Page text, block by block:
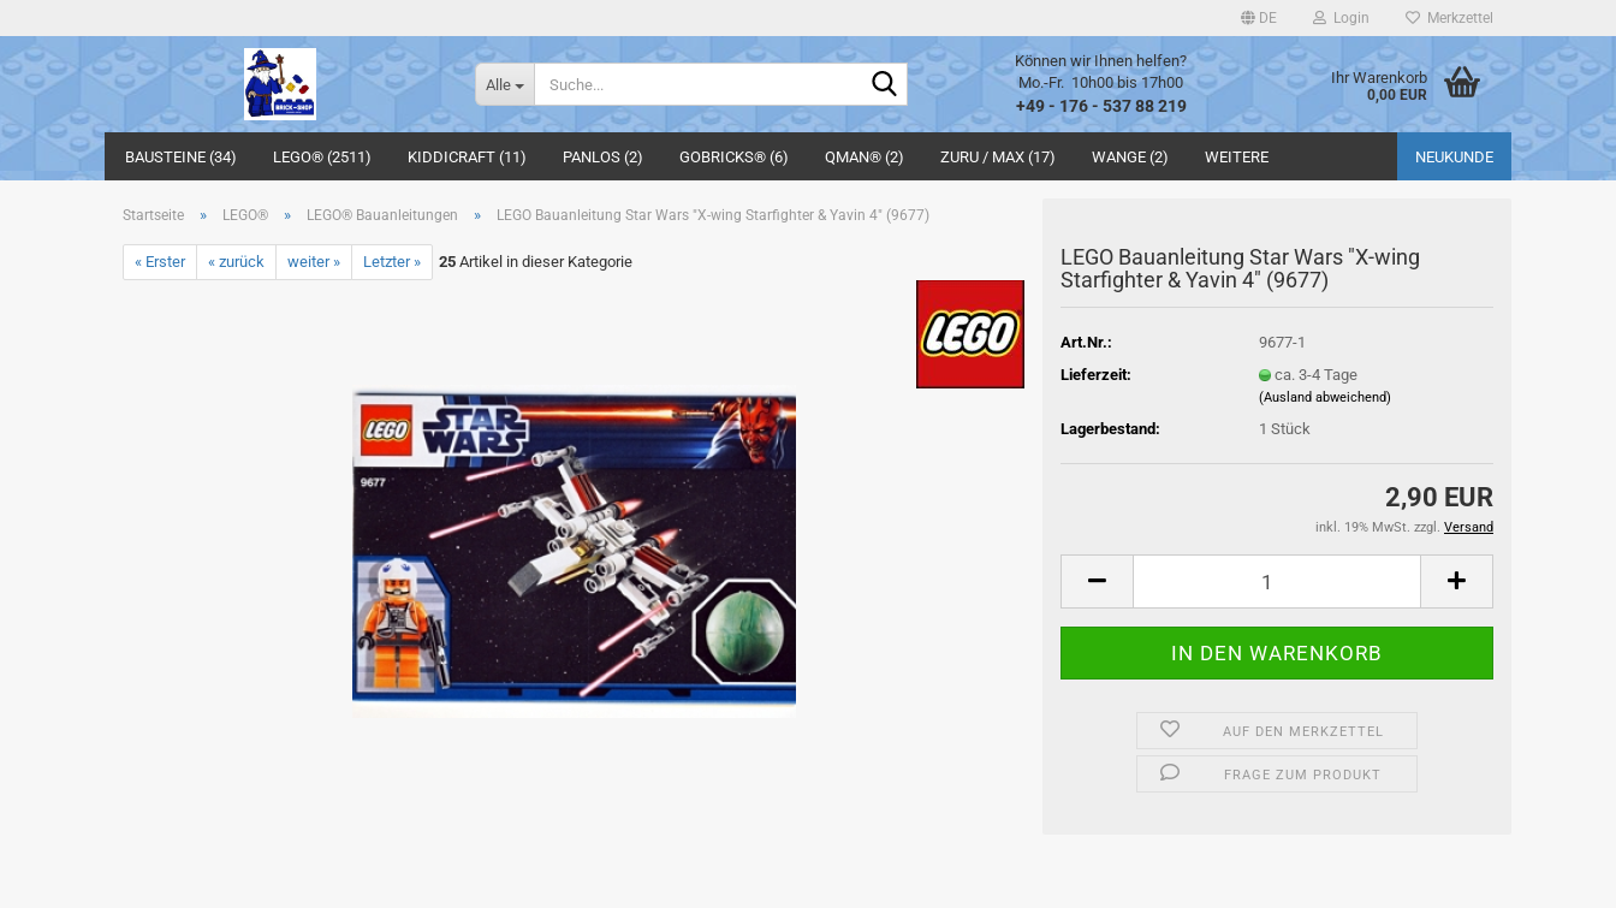
DE Login Merkzettel
Alle
Suche...
Können wir Ihnen helfen?
Mo.-Fr. 10h00 bis 17h00
+49 - 176 - 537 88 219
Ihr Warenkorb
0,00 EUR
BAUSTEINE (34) LEGO® (2511) KIDDICRAFT (11) PANLOS (2) GOBRICKS® (6) QMAN® (2) ZURU / MAX (17) WANGE (2) NEUKUNDE
WEITERE
Startseite » LEGO® » LEGO® Bauanleitungen » LEGO Bauanleitung Star Wars "X-wing Starfighter & Yavin 4" (9677)
« Erster « zurück weiter » Letzter » 25 Artikel in dieser Kategorie
LEGO Bauanleitung Star Wars "X-wing
Starfighter & Yavin 4" (9677)
Art.Nr.:
9677-1
Lieferzeit:
ca. 3-4 Tage
(Ausland abweichend)
Lagerbestand: 1 Stück
2,90 EUR
inkl. 19% MwSt. zzgl. Versand
AUF DEN MERKZETTEL
FRAGE ZUM PRODUKT